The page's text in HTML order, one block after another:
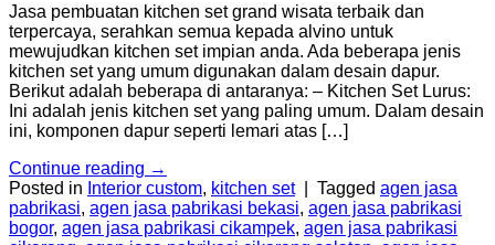
Jasa pembuatan kitchen set grand wisata terbaik dan
terpercaya, serahkan semua kepada alvino untuk
mewujudkan kitchen set impian anda. Ada beberapa jenis
kitchen set yang umum digunakan dalam desain dapur.
Berikut adalah beberapa di antaranya: – Kitchen Set Lurus:
Ini adalah jenis kitchen set yang paling umum. Dalam desain
ini, komponen dapur seperti lemari atas […]
Continue reading →
Posted in Interior custom, kitchen set Tagged agen jasa
pabrikasi, agen jasa pabrikasi bekasi, agen jasa pabrikasi
bogor, agen jasa pabrikasi cikampek, agen jasa pabrikasi